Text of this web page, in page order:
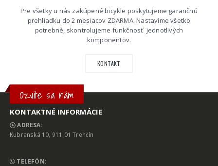
Pre všetky u nás zakúpené bicykle poskytujeme garančnú
prehliadku do 2 mesiacov ZDARMA. Nastavíme všetko
potrebné, skontrolujeme funkčnosť jednotlivých
komponentov.
KONTAKT
Ozvite sa nám
KONTAKTNÉ INFORMÁCIE
ADRESA:
Kubranská 10, 911 01 Trenčín
TELEFÓN: